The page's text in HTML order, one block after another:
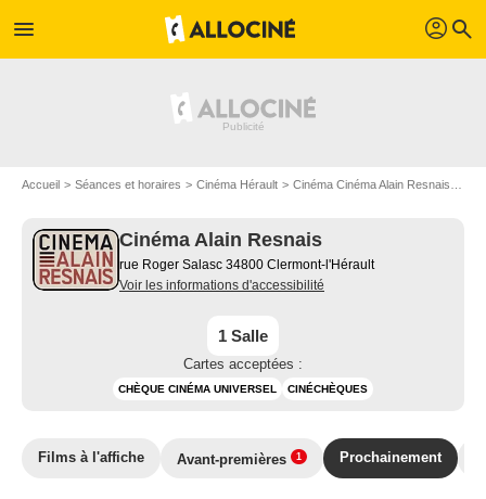
menu profil search
Accueil Séances et horaires Cinéma Hérault Cinéma Cinéma Alain Resnais
Cinéma Alain Resnais
rue Roger Salasc 34800 Clermont-l'Hérault
Voir les informations d'accessibilité
1 Salle
Cartes acceptées :
CHÈQUE CINÉMA UNIVERSEL CINÉCHÈQUES
Films à l'affiche Avant-premières 1 Prochainement